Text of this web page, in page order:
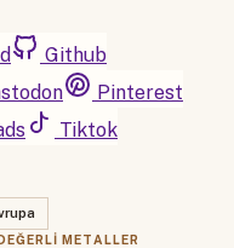
Github
Pinterest
Tiktok
METALLER